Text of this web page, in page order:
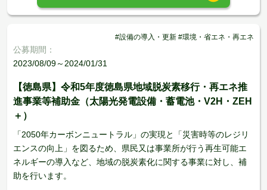
#設備の導入・更新 #環境・省エネ・再エネ
公募期間：
2023/08/09～2024/01/31
【徳島県】令和5年度徳島県地域脱炭素移行・再エネ推
進事業等補助金（太陽光発電設備・蓄電池・V2H・ZEH
＋）
「2050年カーボンニュートラル」の実現と「災害時等のレジリ
エンスの向上」を図るため、県民又は事業所が行う再生可能エ
ネルギーの導入など、地域の脱炭素化に関する事業に対し、補
助を行います。